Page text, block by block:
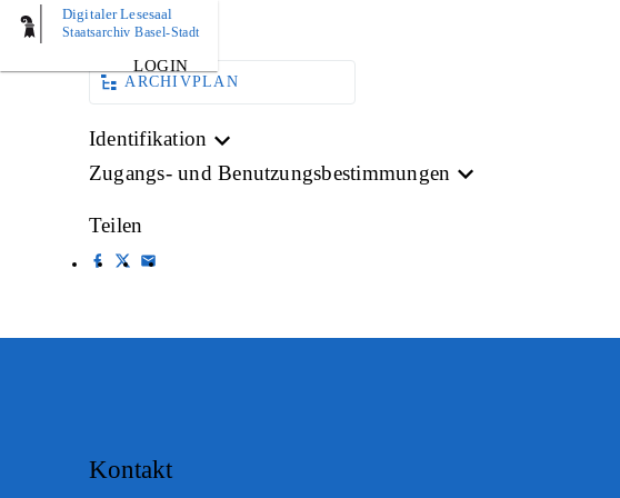
Digitaler Lesesaal
Staatsarchiv Basel-Stadt
LOGIN
AKTE
ARCHIVPLAN
Identifikation
Zugangs- und Benutzungsbestimmungen
Teilen
Kontakt